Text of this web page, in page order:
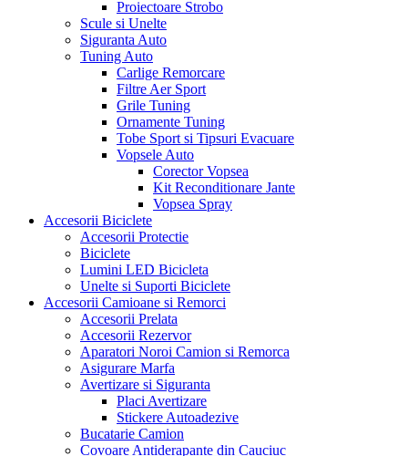
Proiectoare Strobo
Scule si Unelte
Siguranta Auto
Tuning Auto
Carlige Remorcare
Filtre Aer Sport
Grile Tuning
Ornamente Tuning
Tobe Sport si Tipsuri Evacuare
Vopsele Auto
Corector Vopsea
Kit Reconditionare Jante
Vopsea Spray
Accesorii Biciclete
Accesorii Protectie
Biciclete
Lumini LED Bicicleta
Unelte si Suporti Biciclete
Accesorii Camioane si Remorci
Accesorii Prelata
Accesorii Rezervor
Aparatori Noroi Camion si Remorca
Asigurare Marfa
Avertizare si Siguranta
Placi Avertizare
Stickere Autoadezive
Bucatarie Camion
Covoare Antiderapante din Cauciuc